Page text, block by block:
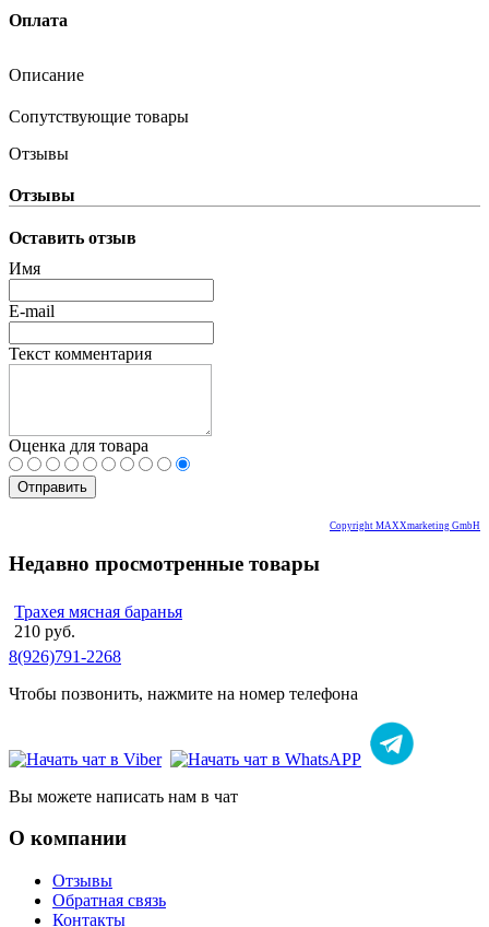
Оплата
Описание
Сопутствующие товары
Отзывы
Отзывы
Оставить отзыв
Имя
E-mail
Текст комментария
Оценка для товара
Copyright MAXXmarketing GmbH
Недавно просмотренные товары
Трахея мясная баранья
210 руб.
8(926)791-2268
Чтобы позвонить, нажмите на номер телефона
Вы можете написать нам в чат
О компании
Отзывы
Обратная связь
Контакты